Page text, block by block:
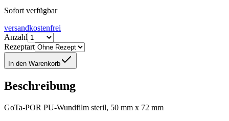
Sofort verfügbar
versandkostenfrei
Anzahl
Rezeptart
In den Warenkorb
Beschreibung
GoTa-POR PU-Wundfilm steril, 50 mm x 72 mm